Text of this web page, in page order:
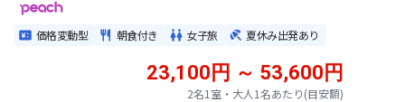
価格変動型 朝食付き 女子旅 夏休み出発あり
2名1室・大人1名あたり(目安額)
23,100円 ～ 53,600円